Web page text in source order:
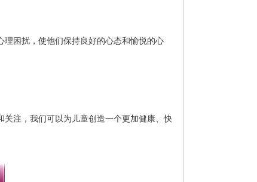
困扰，使他们保持良好的心态和愉悦的心
关注，我们可以为儿童创造一个更加健康、快